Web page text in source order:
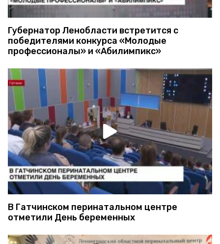
Губернатор Ленобласти встретится с
победителями конкурса «Молодые
профессионалы» и «Абилимпикс»
В Гатчинском перинатальном центре
отметили День беременных